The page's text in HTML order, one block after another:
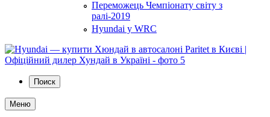
Переможець Чемпіонату світу з
ралі-2019
Hyundai у WRC
Поиск
Меню